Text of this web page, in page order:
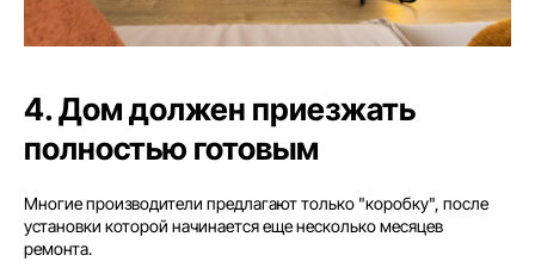
4. Дом должен приезжать
полностью готовым
Многие производители предлагают только "коробку", после
установки которой начинается еще несколько месяцев
ремонта.